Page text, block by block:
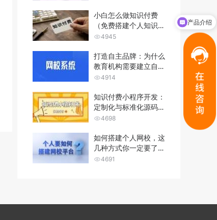
小白怎么做知识付费
（免费搭建个人知识付
费平台）
4945
打造自主品牌：为什么
教育机构需要建立自己
的网校系统...
4914
知识付费小程序开发：
定制化与标准化源码的
优劣势分析...
4698
如何搭建个人网校，这
几种方式你一定要了
解！4691
费用咨询